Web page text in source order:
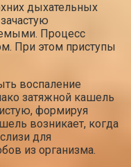
дыхательных
Процесс
При этом приступы
воспаление
затяжной кашель
формируя
возникает, когда
для
из организма.